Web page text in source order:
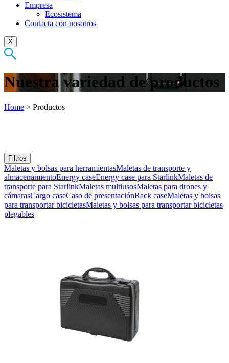
Empresa
Ecosistema
Contacta con nosotros
X
Nuestra variedad de productos
Home > Productos
Filtros
Maletas y bolsas para herramientasMaletas de transporte y
almacenamientoEnergy caseEnergy case para StarlinkMaletas de
transporte para StarlinkMaletas multiusosMaletas para drones y
cámarasCargo caseCaso de presentaciónRack caseMaletas y bolsas
para transportar bicicletasMaletas y bolsas para transportar bicicletas
plegables